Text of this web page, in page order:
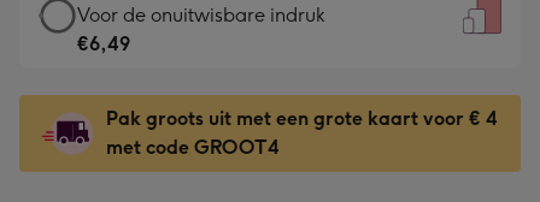
gelukwens
-
120
x
160
mm
Meest
gekozen
Dimensions:
167
x
Mega
kaart
€6,49
-
Voor
Voor de onuitwisbare indruk
€6,49
Pak groots uit met een grote kaart voor € 4
met code GROOT4